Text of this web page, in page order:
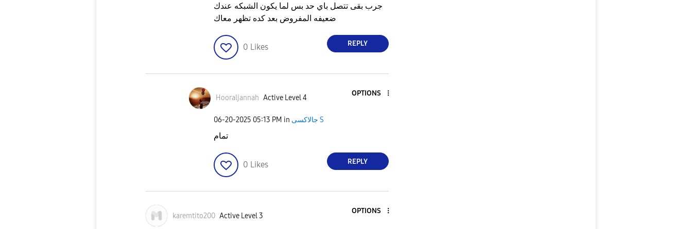
جرب بقى تتصل باي حد بس لما يكون الشبكه عندك
ضعيفه المفروض بعد كده تظهر معاك
0 Likes REPLY
Hooraljannah Active Level 4
OPTIONS
‎06-20-2025 05:13 PM in جالاكسى S
تمام
0 Likes REPLY
karemtito200 Active Level 3
OPTIONS